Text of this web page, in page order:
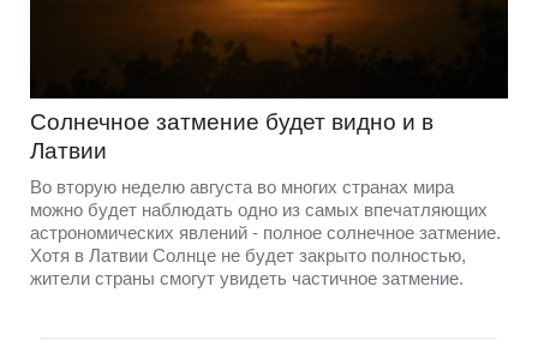
Солнечное затмение будет видно и в
Латвии
Во вторую неделю августа во многих странах мира
можно будет наблюдать одно из самых впечатляющих
астрономических явлений - полное солнечное затмение.
Хотя в Латвии Солнце не будет закрыто полностью,
жители страны смогут увидеть частичное затмение.